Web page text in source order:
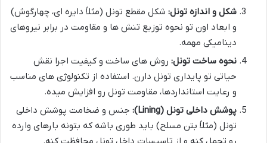
شکل و اندازه تونل: شکل مقطع تونل (مثلاً دایره ای، چهارگوش)
و ابعاد اون تو نحوه توزیع تنش ها و مقاومت در برابر نیروهای
دینامیکی مهمه.
نحوه ساخت تونل: روش های ساخت و کیفیت اجرا نقش
حیاتی تو پایداری تونل دارن. استفاده از تکنولوژی های مناسب
و رعایت استانداردها، مقاومت تونل رو افزایش میده.
پوشش داخلی تونل (Lining):
جنس و ضخامت پوشش داخلی
تونل (مثلاً بتن مسلح) باید طوری باشه که بتونه بارهای وارده